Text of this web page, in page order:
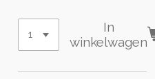
In
winkelwagen